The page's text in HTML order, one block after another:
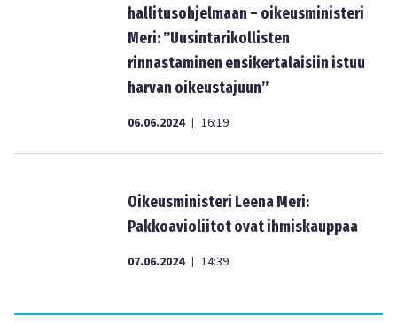
hallitusohjelmaan – oikeusministeri
Meri: ”Uusintarikollisten
rinnastaminen ensikertalaisiin istuu
harvan oikeustajuun”
06.06.2024 | 16:19
Oikeusministeri Leena Meri:
Pakkoavioliitot ovat ihmiskauppaa
07.06.2024 | 14:39